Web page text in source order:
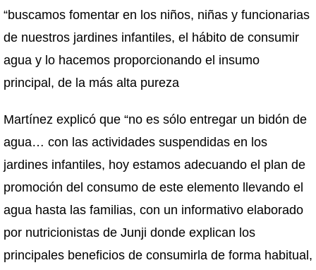
“buscamos fomentar en los niños, niñas y funcionarias
de nuestros jardines infantiles, el hábito de consumir
agua y lo hacemos proporcionando el insumo
principal, de la más alta pureza
Martínez explicó que “no es sólo entregar un bidón de
agua… con las actividades suspendidas en los
jardines infantiles, hoy estamos adecuando el plan de
promoción del consumo de este elemento llevando el
agua hasta las familias, con un informativo elaborado
por nutricionistas de Junji donde explican los
principales beneficios de consumirla de forma habitual,